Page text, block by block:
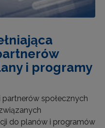
i programy
społecznych
do planów i programów